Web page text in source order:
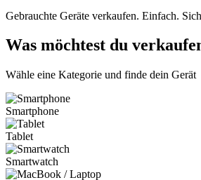
Gebrauchte Geräte verkaufen. Einfach.
Was möchtest du
Wähle eine Kategorie und finde dein Gerät
Smartphone
Tablet
Smartwatch